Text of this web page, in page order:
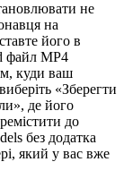
не
на
його в
файл MP4
куди ваш
«Зберегти
де його
до
без додатка
який у вас вже